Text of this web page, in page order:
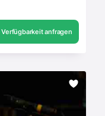
Verfügbarkeit anfragen